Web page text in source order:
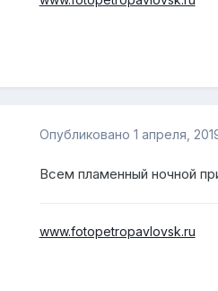
Опубликовано 1 апреля,
Всем пламенный ночной
www.fotopetropavlovsk.ru